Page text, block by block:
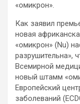
«омикрон».
Как заявил
новая
«омикрон» (Nu)
разрушительна»,
Всемирной
новый штамм
Европейский
заболеваний